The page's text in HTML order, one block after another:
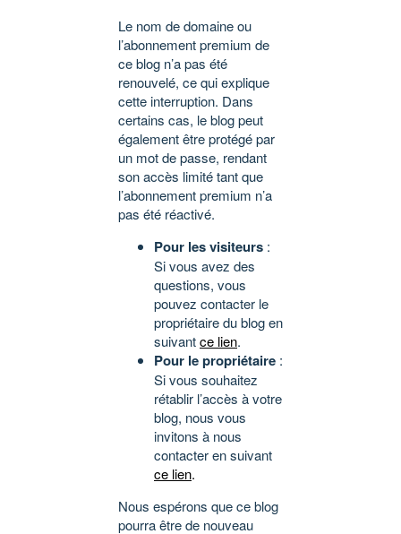
Le nom de domaine ou
l’abonnement premium de
ce blog n’a pas été
renouvelé, ce qui explique
cette interruption. Dans
certains cas, le blog peut
également être protégé par
un mot de passe, rendant
son accès limité tant que
l’abonnement premium n’a
pas été réactivé.
Pour les visiteurs :
Si vous avez des
questions, vous
pouvez contacter le
propriétaire du blog en
suivantce lien.
Pour le propriétaire :
Si vous souhaitez
rétablir l’accès à votre
blog, nous vous
invitons à nous
contacter en suivant
ce lien.
Nous espérons que ce blog
pourra être de nouveau